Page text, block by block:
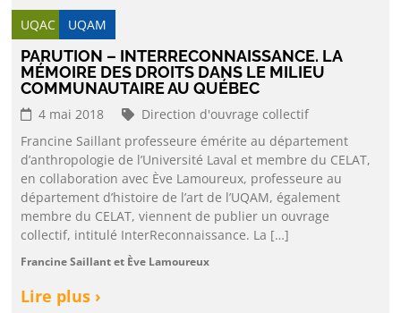
UQAC UQAM
PARUTION – INTERRECONNAISSANCE. LA
MÉMOIRE DES DROITS DANS LE MILIEU
COMMUNAUTAIRE AU QUÉBEC
4 mai 2018
Direction d'ouvrage collectif
Francine Saillant professeure émérite au département
d’anthropologie de l’Université Laval et membre du CELAT,
en collaboration avec Ève Lamoureux, professeure au
département d’histoire de l’art de l’UQAM, également
membre du CELAT, viennent de publier un ouvrage
collectif, intitulé InterReconnaissance. La […]
Francine Saillant et Ève Lamoureux
Lire plus ›